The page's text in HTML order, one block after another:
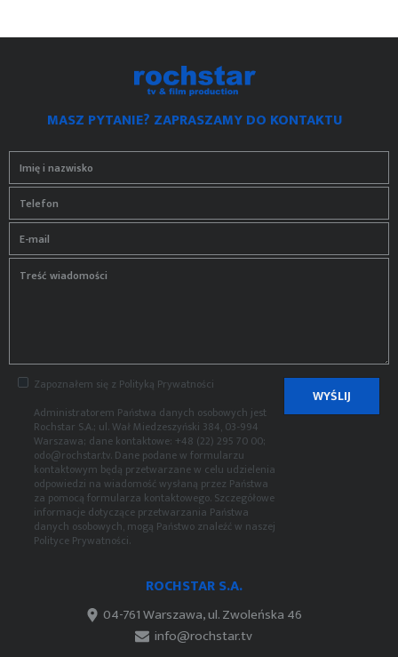
ROCHSTAR S.A.
04-761 Warszawa, ul. Zwoleńska 46
info@rochstar.tv
MASZ PYTANIE? ZAPRASZAMY DO KONTAKTU
Imię i nazwisko
Telefon
E-mail
Treść wiadomości
Zapoznałem się z Polityką Prywatności
Administratorem Państwa danych osobowych jest
Rochstar S.A.; ul. Wał Miedzeszyński 384, 03-994
Warszawa; dane kontaktowe: +48 (22) 295 70 00;
odo@rochstar.tv. Dane podane w formularzu
kontaktowym będą przetwarzane w celu udzielenia
odpowiedzi na wiadomość wysłaną przez Państwa
za pomocą formularza kontaktowego. Szczegółowe
informacje dotyczące przetwarzania Państwa
danych osobowych, mogą Państwo znaleźć w naszej
Polityce Prywatności.
WYŚLIJ